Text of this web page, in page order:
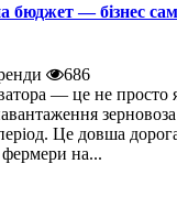
бюджет — бізнес
686
— це не просто
Це довша
на...